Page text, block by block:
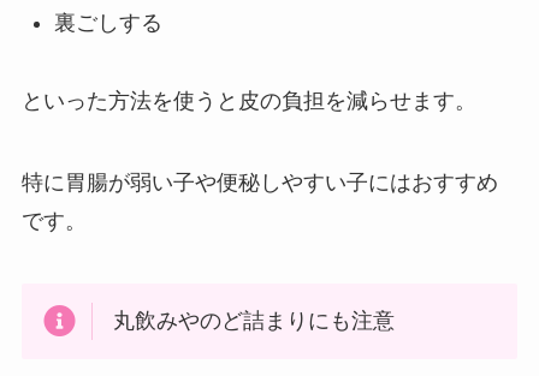
裏ごしする
といった方法を使うと皮の負担を減らせます。
特に胃腸が弱い子や便秘しやすい子にはおすすめ
です。
丸飲みやのど詰まりにも注意